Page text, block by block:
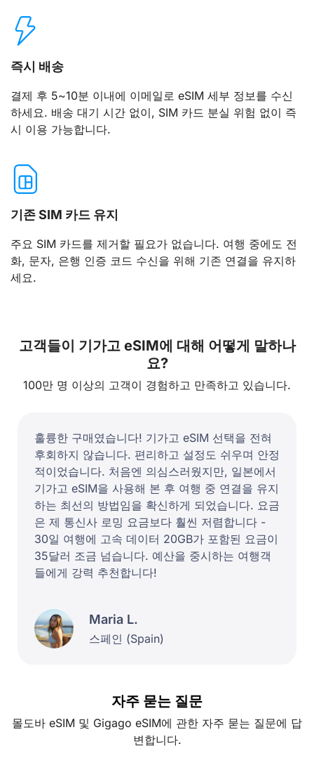
즉시 배송
결제 후 5~10분 이내에 이메일로 eSIM 세부 정보를 수신
하세요. 배송 대기 시간 없이, SIM 카드 분실 위험 없이 즉
시 이용 가능합니다.
기존 SIM 카드 유지
주요 SIM 카드를 제거할 필요가 없습니다. 여행 중에도 전
화, 문자, 은행 인증 코드 수신을 위해 기존 연결을 유지하
세요.
고객들이 기가고 eSIM에 대해 어떻게 말하나
요?
100만 명 이상의 고객이 경험하고 만족하고 있습니다.
훌륭한 구매였습니다! 기가고 eSIM 선택을 전혀
후회하지 않습니다. 편리하고 설정도 쉬우며 안정
적이었습니다. 처음엔 의심스러웠지만, 일본에서
기가고 eSIM을 사용해 본 후 여행 중 연결을 유지
하는 최선의 방법임을 확신하게 되었습니다. 요금
은 제 통신사 로밍 요금보다 훨씬 저렴합니다 -
30일 여행에 고속 데이터 20GB가 포함된 요금이
35달러 조금 넘습니다. 예산을 중시하는 여행객
들에게 강력 추천합니다!
Maria L.
스페인 (Spain)
자주 묻는 질문
몰도바 eSIM 및 Gigago eSIM에 관한 자주 묻는 질문에 답
변합니다.